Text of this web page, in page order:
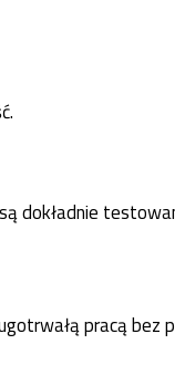
dokładnie
pracą bez